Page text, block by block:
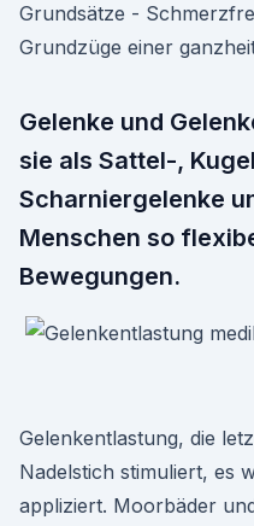
Grundsätze -
Grundzüge einer
Gelenke und
sie als Sattel-,
Scharniergelenke
Menschen so
Bewegungen.
Gelenkentlastung, die
Nadelstich stimuliert, es
appliziert. Moorbäder